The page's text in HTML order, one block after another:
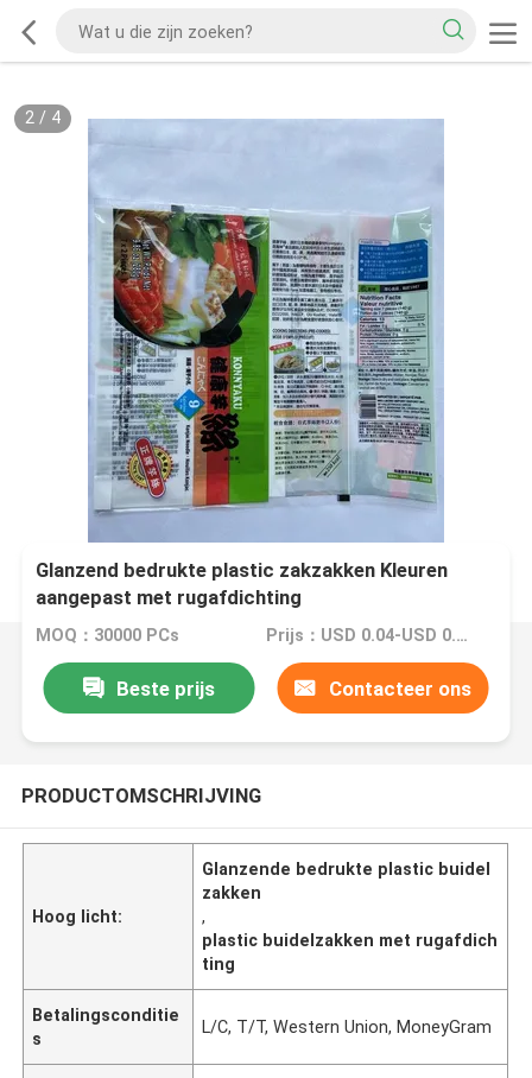
2/ 4
Glanzend bedrukte plastic zakzakken Kleuren
aangepast met rugafdichting
MOQ：30000 PCs Prijs：USD 0.04-USD 0.15
Beste prijs Contacteer ons
PRODUCTOMSCHRIJVING
Hoog licht:
Glanzende bedrukte plastic buidel
zakken
,
plastic buidelzakken met rugafdich
ting
Betalingsconditie
s
L/C, T/T, Western Union, MoneyGram